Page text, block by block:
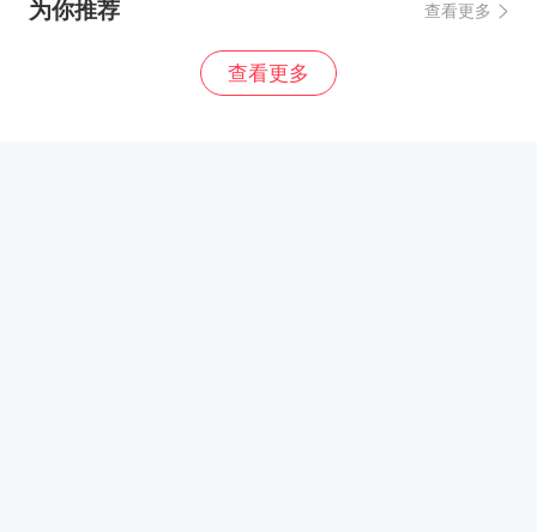
为你推荐 查看更多
查看更多